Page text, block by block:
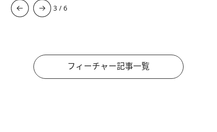
3 /6
フィーチャー記事一覧